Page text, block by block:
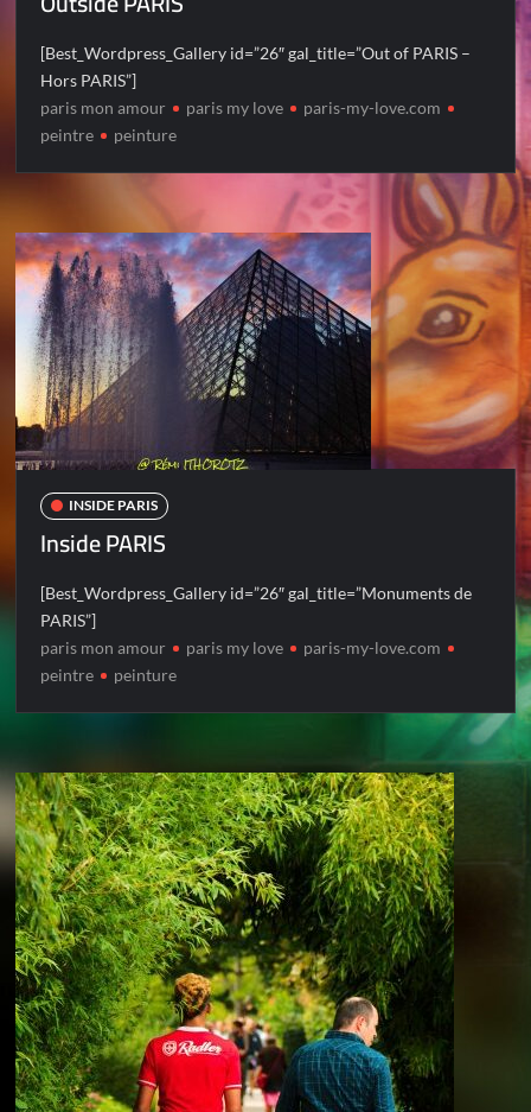
[Best_Wordpress_Gallery id=”26″ gal_title=”Out of PARIS –
Hors PARIS”]
paris mon amour
paris my love
paris-my-love.com
peintre
peinture
INSIDE PARIS
Inside PARIS
[Best_Wordpress_Gallery id=”26″ gal_title=”Monuments de
PARIS”]
paris mon amour
paris my love
paris-my-love.com
peintre
peinture